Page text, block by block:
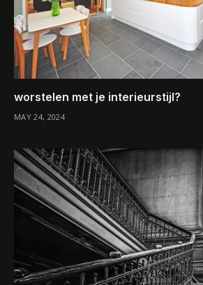
worstelen met je interieurstijl?
MAY 24, 2024